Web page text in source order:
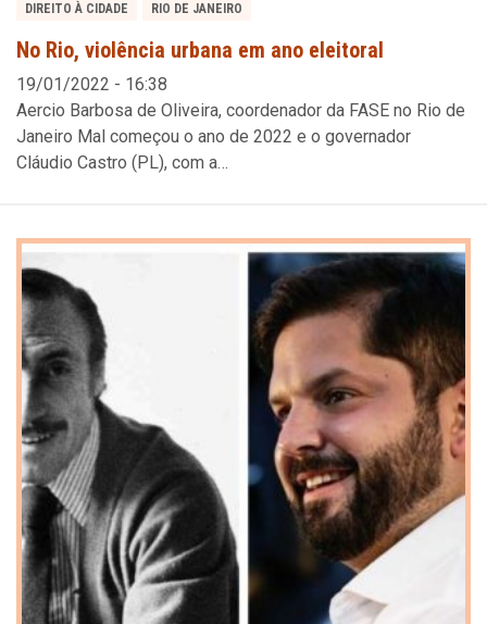
DIREITO À CIDADE RIO DE JANEIRO
No Rio, violência urbana em ano eleitoral
19/01/2022 - 16:38
Aercio Barbosa de Oliveira, coordenador da FASE no Rio de
Janeiro Mal começou o ano de 2022 e o governador
Cláudio Castro (PL), com a…